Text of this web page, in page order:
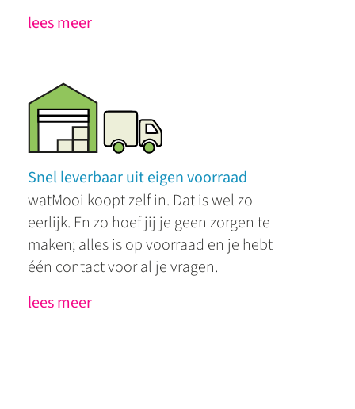
lees meer
Snel leverbaar uit eigen voorraad
watMooi koopt zelf in. Dat is wel zo
eerlijk. En zo hoef jij je geen zorgen te
maken; alles is op voorraad en je hebt
één contact voor al je vragen.
lees meer